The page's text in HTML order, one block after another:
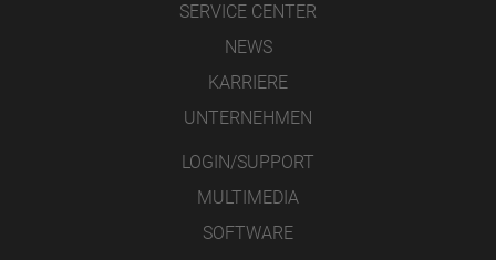
SERVICE CENTER
NEWS
KARRIERE
UNTERNEHMEN
LOGIN/SUPPORT
MULTIMEDIA
SOFTWARE